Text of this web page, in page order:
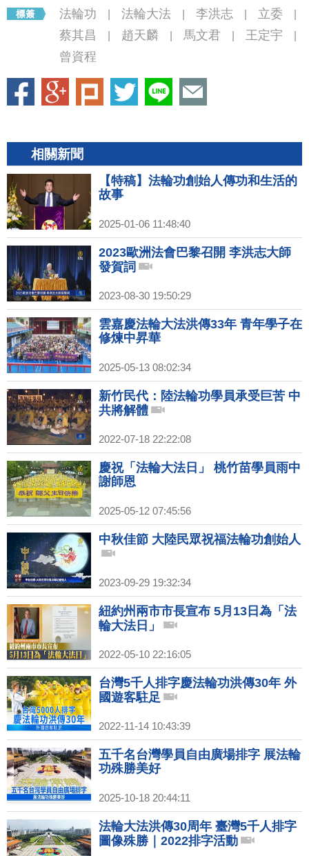
法輪功 法輪大法 李洪志 立委
蔡其昌 趙天麟 馬文君 王定宇
曾資程
相關新聞
【特稿】法輪功創始人傳功和生活的
故事
2025-01-06 11:48:40
2023歐洲法會巴黎召開 李洪志大師
發賀詞
2023-08-30 19:50:29
雲嘉慶法輪大法洪傳33年 青年學子在
修煉中昇華
2025-05-13 08:02:34
新竹民代：陸法輪功學員承受巨苦 中
共將解體
2022-07-18 22:22:08
慶祝「法輪大法日」 桃竹苗學員雨中
謝師恩
2025-05-12 07:45:56
中秋佳節 大陸民眾祝福法輪功創始人
2023-09-29 19:32:34
紐約州兩市市長宣布 5月13日為「法
輪大法日」
2022-05-10 22:16:05
台灣5千人排字慶法輪功洪傳30年 外
國遊客駐足
2022-11-14 10:43:39
五千名台灣學員自由廣場排字 展法輪
功殊勝美好
2025-10-18 20:44:11
法輪大法洪傳30周年 臺灣5千人排字
圖像殊勝｜2022排字活動